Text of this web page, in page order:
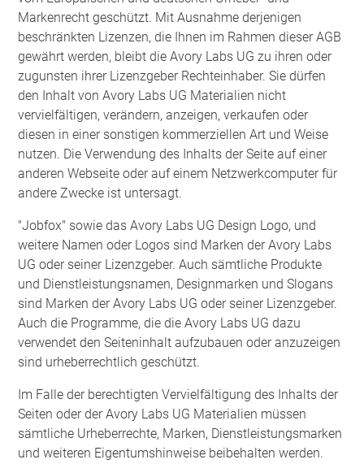
Markenrecht geschützt. Mit Ausnahme derjenigen
beschränkten Lizenzen, die Ihnen im Rahmen dieser AGB
gewährt werden, bleibt die Avory Labs UG zu ihren oder
zugunsten ihrer Lizenzgeber Rechteinhaber. Sie dürfen
den Inhalt von Avory Labs UG Materialien nicht
vervielfältigen, verändern, anzeigen, verkaufen oder
diesen in einer sonstigen kommerziellen Art und Weise
nutzen. Die Verwendung des Inhalts der Seite auf einer
anderen Webseite oder auf einem Netzwerkcomputer für
andere Zwecke ist untersagt.
"Jobfox" sowie das Avory Labs UG Design Logo, und
weitere Namen oder Logos sind Marken der Avory Labs
UG oder seiner Lizenzgeber. Auch sämtliche Produkte
und Dienstleistungsnamen, Designmarken und Slogans
sind Marken der Avory Labs UG oder seiner Lizenzgeber.
Auch die Programme, die die Avory Labs UG dazu
verwendet den Seiteninhalt aufzubauen oder anzuzeigen
sind urheberrechtlich geschützt.
Im Falle der berechtigten Vervielfältigung des Inhalts der
Seiten oder der Avory Labs UG Materialien müssen
sämtliche Urheberrechte, Marken, Dienstleistungsmarken
und weiteren Eigentumshinweise beibehalten werden.